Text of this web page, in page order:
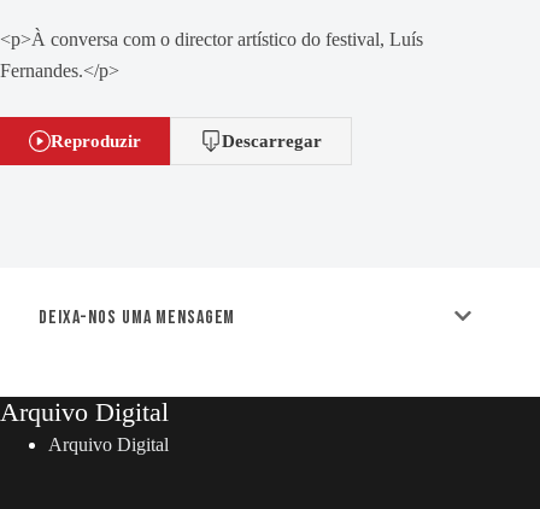
<p>À conversa com o director artístico do festival, Luís
Fernandes.</p>
Reproduzir Descarregar
Deixa-nos uma mensagem
Arquivo Digital
Arquivo Digital